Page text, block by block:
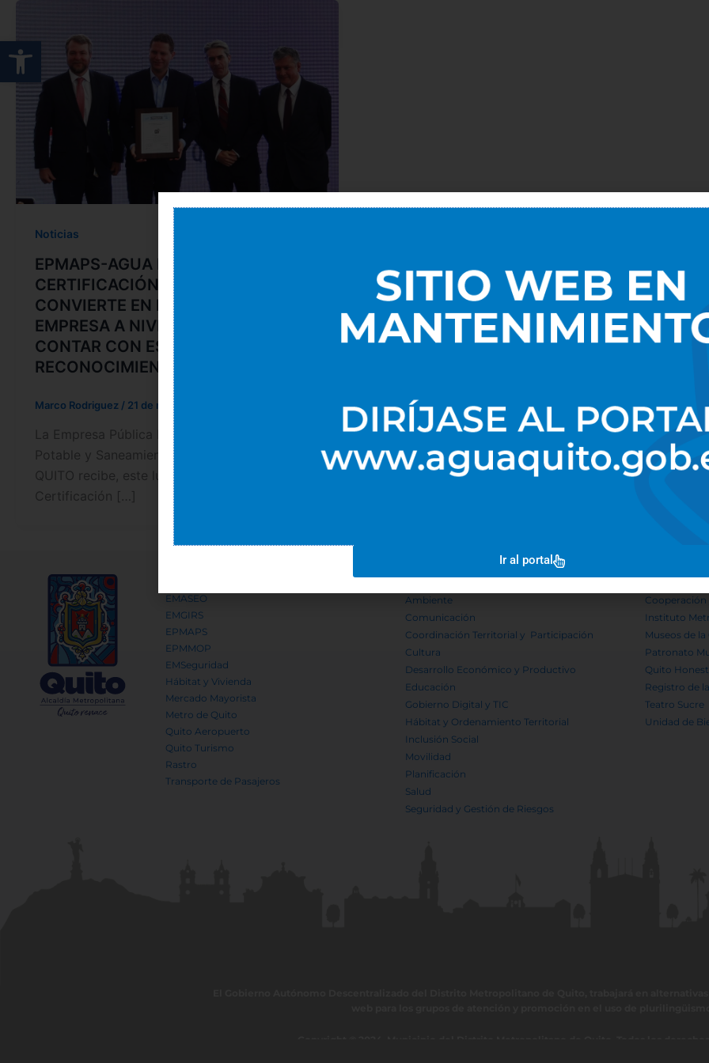
Abrir barra de herramientas
Noticias
EPMAPS-AGUA DE QUITO RECIBE
CERTIFICACIÓN AQUARATING y SE
CONVIERTE EN LA PRIMERA
EMPRESA A NIVEL MUNDIAL EN
CONTAR CON ESTE
RECONOCIMIENTO
Marco Rodriguez / 21 de marzo de 2017
La Empresa Pública Metropolitana de Agua
Potable y Saneamiento EPMAPS-AGUA DE
QUITO recibe, este lunes 20 de marzo, la
Certificación […]
EMASEO
EMGIRS
EPMAPS
EPMMOP
EMSeguridad
Hábitat y Vivienda
Mercado Mayorista
Metro de Quito
Quito Aeropuerto
Quito Turismo
Rastro
Transporte de Pasajeros
Ambiente
Comunicación
Coordinación Territorial y Participación
Cultura
Desarrollo Económico y Productivo
Educación
Gobierno Digital y TIC
Hábitat y Ordenamiento Territorial
Inclusión Social
Movilidad
Planificación
Salud
Seguridad y Gestión de Riesgos
Instituto
Museos de la
Patronato
Quito
Registro de
Teatro Sucre
Unidad de
Ir al portal